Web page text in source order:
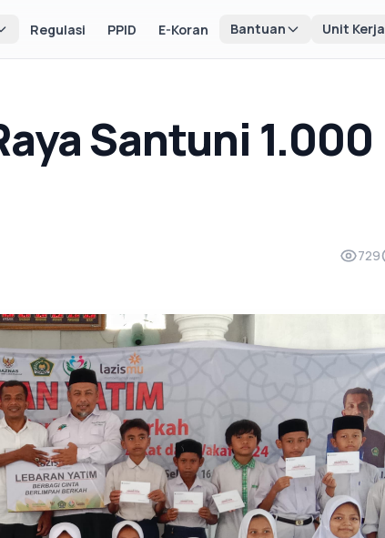
Regulasi PPID E-Koran Bantuan Unit Kerja
Santuni 1.000
729